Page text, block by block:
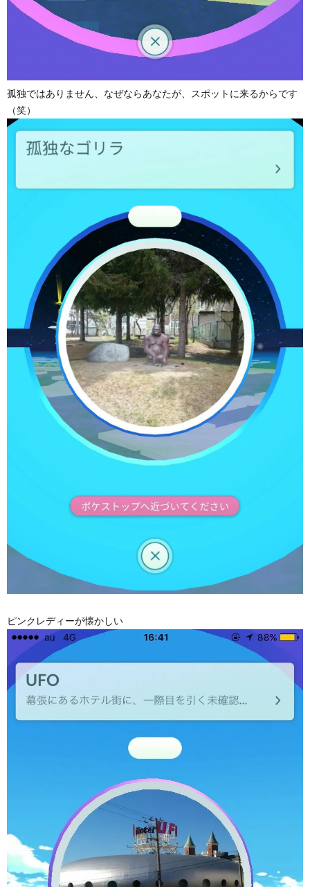
孤独ではありません、なぜならあなたが、スポットに来るからです
（笑）
ピンクレディーが懐かしい